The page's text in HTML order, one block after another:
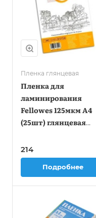
Пленка глянцевая
Пленка для
ламинирования
Fellowes 125мкм A4
(25шт) глянцевая
(LA-78802)
214
Подробнее